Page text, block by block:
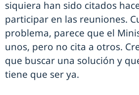
siquiera han sido citados
participar en las reuniones.
problema, parece que el
unos, pero no cita a otros.
que buscar una solución y
tiene que ser ya.